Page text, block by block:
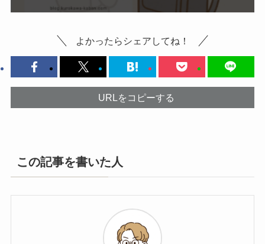
よかったらシェアしてね！
URLをコピーする
この記事を書いた人